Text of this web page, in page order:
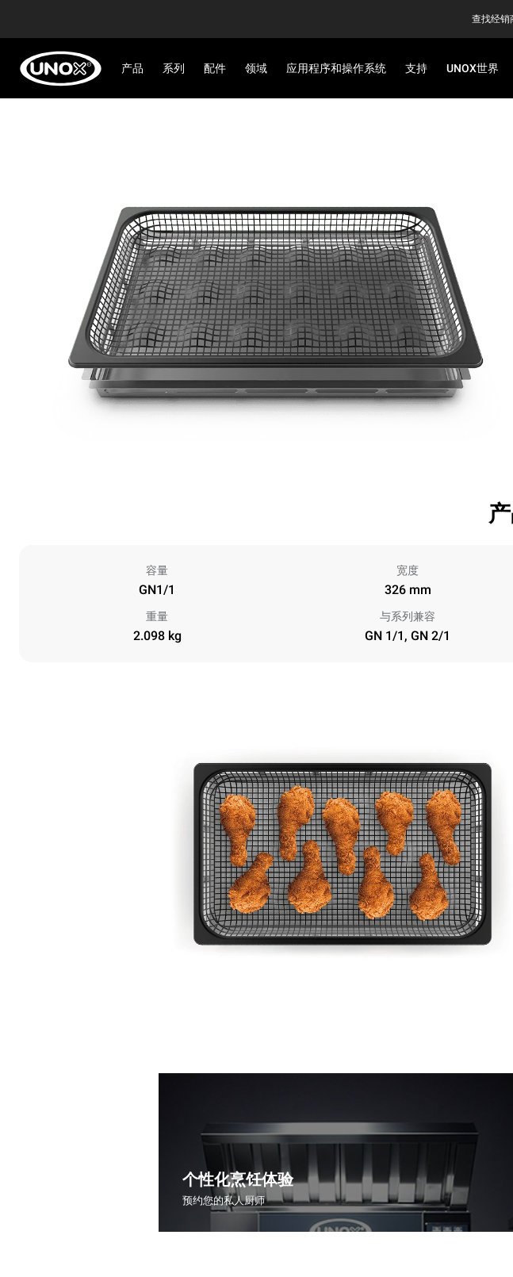
查找经销
产品 系列 配件 领域 应用程序和操作系统 支持 UNOX世界
容量
GN1/1
宽度
326 mm
重量
2.098 kg
与系列兼容
GN 1/1, GN 2/1
个性化烹饪体验
预约您的私人厨师